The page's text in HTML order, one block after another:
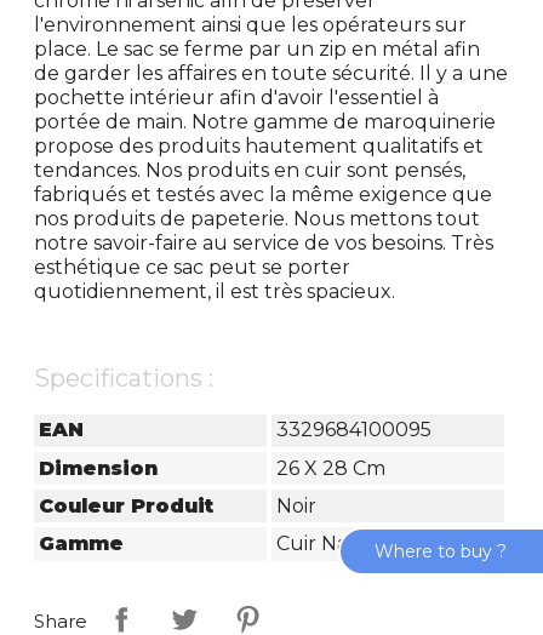
l'environnement ainsi que les opérateurs sur
place. Le sac se ferme par un zip en métal afin
de garder les affaires en toute sécurité. Il y a une
pochette intérieur afin d'avoir l'essentiel à
portée de main. Notre gamme de maroquinerie
propose des produits hautement qualitatifs et
tendances. Nos produits en cuir sont pensés,
fabriqués et testés avec la même exigence que
nos produits de papeterie. Nous mettons tout
notre savoir-faire au service de vos besoins. Très
esthétique ce sac peut se porter
quotidiennement, il est très spacieux.
Specifications :
EAN
3329684100095
Dimension
26 X 28 Cm
Couleur Produit
Noir
Gamme
Cuir Naturel & Noir
Share
Where to buy ?